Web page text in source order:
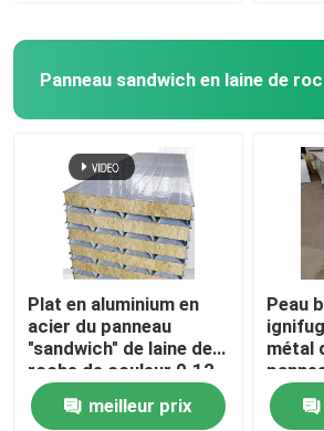
Panneau sandwich en laine de
Plat en aluminium en
acier du panneau
"sandwich" de laine de
roche de couleur 0.12-
0.6mm
meilleur prix
Peau
métal
laine